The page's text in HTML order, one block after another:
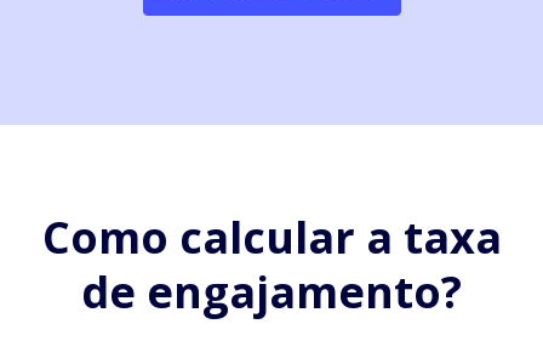
Como calcular a taxa
de engajamento?